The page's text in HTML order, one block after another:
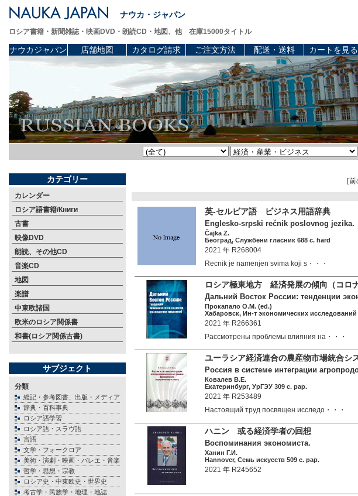
ナウカ・ジャパン
ロシア書籍・新聞雑誌・映画DVD・朗読CD・地図、他 在庫15000タイトル
ナウカジャパン 店舗地図 カタログ請求 ご注文方法 配送・送料 カートを見る
カテゴリー
カレンダー
ロシア語書籍/Книги
古書
映像DVD
朗読、その他CD
音楽CD
地図
楽譜
中東欧諸国
欧米のロシア関係書
和書(ロシア関係古書)
サブジェクト
分類
総記・参考図書、出版・メディア
辞典・百科事典
ロシア語学習
ロシア語・スラヴ語
言語
文学・フォークロア
美術・演劇・映画・バレエ・音楽
哲学・思想・宗教
ロシア史・中東欧史・世界史
考古学・民族学・地理・地誌
[前
英-セルビア語 ビジネス用語辞典
Englesko-srpski rečnik poslovnog jezika.
Čajka Z.
Београд, Службени гласник 688 c. hard
2021 年 R268004
Recnik je namenjen svima koji s・・・
ロシア極東地方 経済発展の傾向（コロ
Дальний Восток России: тенденции
Прокапало О.М. (ed.)
Хабаровск, Ин-т экономических
2021 年 R266361
Рассмотрены проблемы влияния на・・・
ユーラシア経済連合の農産物市場統合シ
Россия в системе интеграции
Ковалев В.Е.
Екатеринбург, УрГЭУ 309 c. pap.
2021 年 R253489
Настоящий труд посвящен исследо・・・
ハニン 或る経済学者の回想
Воспоминания экономиста.
Ханин Г.И.
Hannover, Семь искусств 509 c. pap.
2021 年 R245652